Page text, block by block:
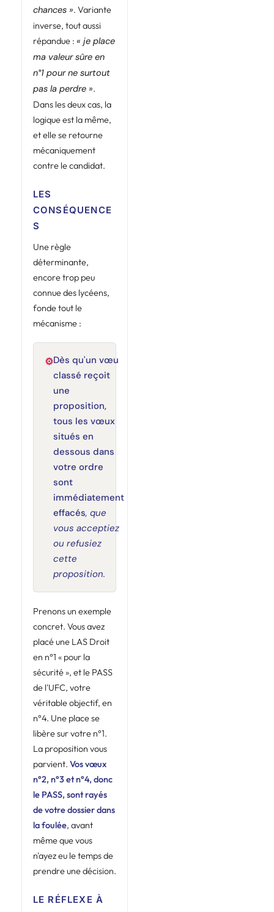
chances ». Variante
inverse, tout aussi
répandue : « je place
ma valeur sûre en
n°1 pour ne surtout
pas la perdre ».
Dans les deux cas, la
logique est la même,
et elle se retourne
mécaniquement
contre le candidat.
LES
CONSÉQUENCE
S
Une règle
déterminante,
encore trop peu
connue des lycéens,
fonde tout le
mécanisme :
⚙Dès qu'un vœu
classé reçoit
une
proposition,
tous les vœux
situés en
dessous dans
votre ordre
sont
immédiatement
effacés, que
vous acceptiez
ou refusiez
cette
proposition.
Prenons un exemple
concret. Vous avez
placé une LAS Droit
en n°1 « pour la
sécurité », et le PASS
de l'UFC, votre
véritable objectif, en
n°4. Une place se
libère sur votre n°1.
La proposition vous
parvient. Vos vœux
n°2, n°3 et n°4, donc
le PASS, sont rayés
de votre dossier dans
la foulée, avant
même que vous
n'ayez eu le temps de
prendre une décision.
LE RÉFLEXE À